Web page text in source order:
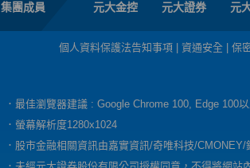
集團成員 元大金控 元大證券 元
個人資料保護法告知事項 資通安全 保
．最佳瀏覽器建議 : Google Chrome 100, Edge 100
．螢幕解析度1280x1024
．股市金融相關資訊由嘉實資訊/奇唯科技/